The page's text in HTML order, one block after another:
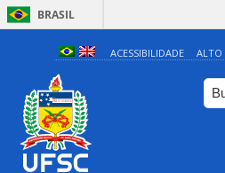
BRASIL
ACESSIBILIDADE ALTO